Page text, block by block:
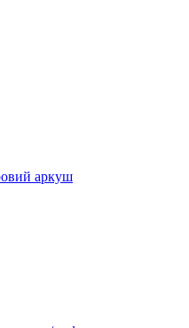
аркуш